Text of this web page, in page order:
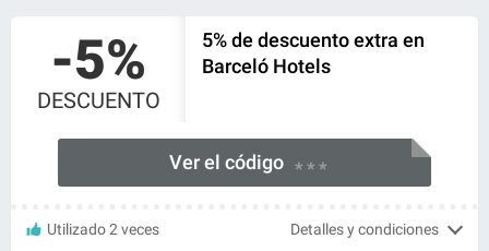
-5%
DESCUENTO
5% de descuento extra en
Barceló Hotels
Ver el código * * *
Utilizado 2 veces Detalles y condiciones